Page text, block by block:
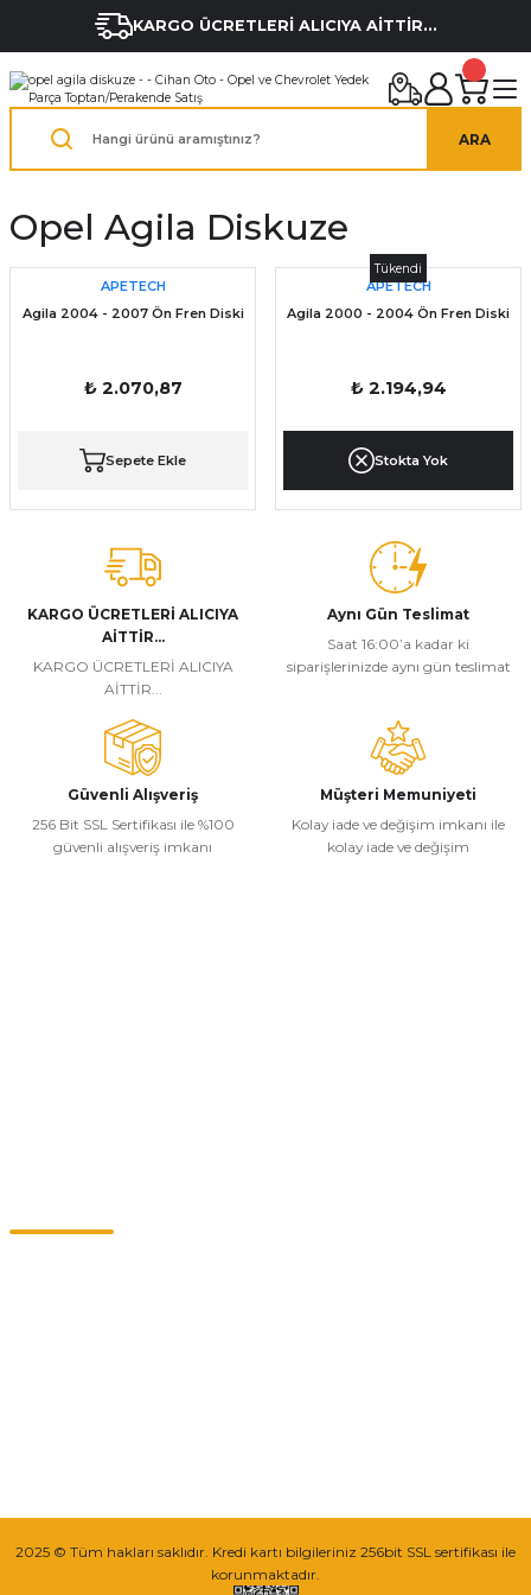
KARGO ÜCRETLERİ ALICIYA AİTTİR...
ARA
Opel Agila Diskuze
APETECH
Agila 2004 - 2007 Ön Fren Diski
₺ 2.070,87
Sepete Ekle
Tükendi
APETECH
Agila 2000 - 2004 Ön Fren Diski
₺ 2.194,94
Stokta Yok
KARGO ÜCRETLERİ ALICIYA
AİTTİR...
KARGO ÜCRETLERİ ALICIYA
AİTTİR...
Aynı Gün Teslimat
Saat 16:00’a kadar ki
siparişlerinizde aynı gün teslimat
Güvenli Alışveriş
256 Bit SSL Sertifikası ile %100
güvenli alışveriş imkanı
Müşteri Memuniyeti
Kolay iade ve değişim imkanı ile
kolay iade ve değişim
2025 © Tüm hakları saklıdır. Kredi kartı bilgileriniz 256bit SSL sertifikası ile
korunmaktadır.